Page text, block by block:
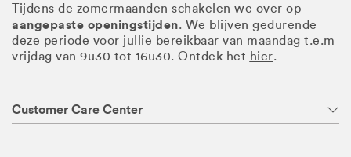
Tijdens de zomermaanden schakelen we over op
aangepaste openingstijden. We blijven gedurende
deze periode voor jullie bereikbaar van maandag t.e.m
vrijdag van 9u30 tot 16u30. Ontdek het hier.
Customer Care Center